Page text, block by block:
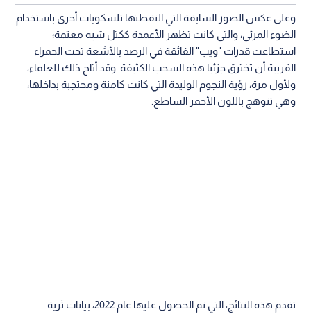
وعلى عكس الصور السابقة التي التقطتها تلسكوبات أخرى باستخدام
الضوء المرئي، والتي كانت تظهر الأعمدة ككتل شبه معتمة؛
استطاعت قدرات "ويب" الفائقة في الرصد بالأشعة تحت الحمراء
القريبة أن تخترق جزئيا هذه السحب الكثيفة. وقد أتاح ذلك للعلماء،
ولأول مرة، رؤية النجوم الوليدة التي كانت كامنة ومحتجبة بداخلها،
وهي تتوهج باللون الأحمر الساطع.
تقدم هذه النتائج، التي تم الحصول عليها عام 2022، بيانات ثرية